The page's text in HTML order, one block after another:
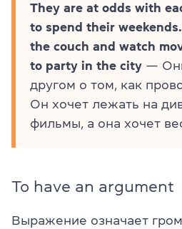
They are at odds with
to spend their
the couch and watch
to party in the city —
другом о том, как
Он хочет лежать на
фильмы, а она хочет
To have an argument
Выражение означает